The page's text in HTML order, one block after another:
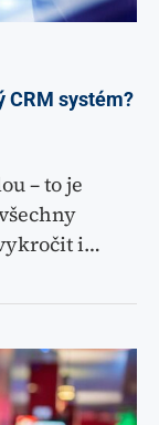
systém?
– to je
i…